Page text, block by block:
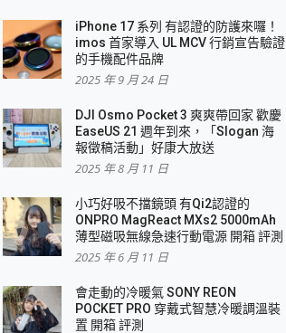
iPhone 17 系列 有認證的防護來囉！
imos 首家導入 UL MCV 行銷宣告驗證
的手機配件品牌
2025 年 9 月 24 日
DJI Osmo Pocket 3 爽爽帶回家 歡慶
EaseUS 21 週年到來，「Slogan 海
報徵稿活動」好康大放送
2025 年 8 月 11 日
小巧好吸不擋鏡頭 有Qi2認證的
ONPRO MagReact MXs2 5000mAh
薄型磁吸無線急速行動電源 開箱 評測
2025 年 6 月 11 日
會走動的冷暖氣 SONY REON
POCKET PRO 穿戴式智慧冷暖調溫裝
置 開箱 評測